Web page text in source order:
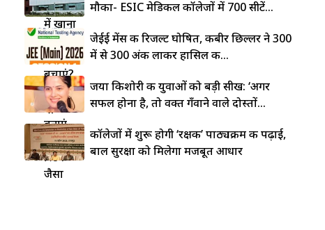
कड़ाही
में खाना
चिपकने
से कैसे
बचाएं?
5 देसी
ट्रिक्स से
बनाएं
नॉन-
स्टिक
जैसा
मौका- ESIC मेडिकल कॉलेजों में 700 सीटें...
जेईई मेंस की रिजल्ट घोषित, कबीर छिल्लर ने 300
में से 300 अंक लाकर हासिल की...
जया किशोरी की युवाओं को बड़ी सीख: ‘अगर
सफल होना है, तो वक्त गँवाने वाले दोस्तों...
कॉलेजों में शुरू होगी ‘रक्षक’ पाठ्यक्रम की पढ़ाई,
बाल सुरक्षा को मिलेगा मजबूत आधार